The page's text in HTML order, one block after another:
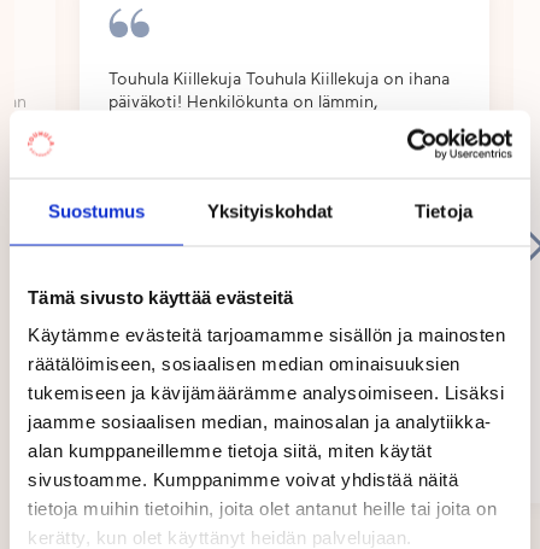
Suostumus Yksityiskohdat Tietoja
Tämä sivusto käyttää evästeitä
Käytämme evästeitä tarjoamamme sisällön ja mainosten
räätälöimiseen, sosiaalisen median ominaisuuksien
tukemiseen ja kävijämäärämme analysoimiseen. Lisäksi
jaamme sosiaalisen median, mainosalan ja analytiikka-
alan kumppaneillemme tietoja siitä, miten käytät
sivustoamme. Kumppanimme voivat yhdistää näitä
tietoja muihin tietoihin, joita olet antanut heille tai joita on
kerätty, kun olet käyttänyt heidän palvelujaan.
Päiväkotimme tilat ovat valoisat, avarat ja siistit.
Niitä on helppo muokata käytön mukaan lasten
leikkeihin sopivaksi.
Olemme saaneet vanhemmilta kehuja hyvästä
vuorovaikutuksesta. Päivän päätteeksi kerromme
yksilöllisesti lapsen päivästä. Ryhmien
toiminnasta. Tiedotamme tapahtumista aktiivisesti
TouGo-sovelluksen kautta. Sovelluksen kautta
vanhemmat saavat myös kuvia lapsen päivästä.
Touhula Kiillekuja Touhula Kiillekuja on ihana
päiväkoti! Henkilökunta on lämmin,
huolehtiva ja aidosti välittävä. Lapsemme
ovat viihtyneet täällä erinomaisesti ja tulleet
Show
more
Ekaterina
Vaasa
03/2026
Page